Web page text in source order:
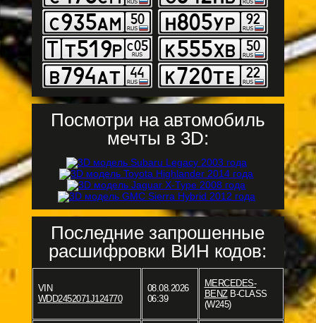
Посмотри на автомобиль
мечты в 3D:
Последние запрошенные
расшифровки ВИН кодов:
VIN
WDD2452071J124770
08.08.2026
06:39
MERCEDES-
BENZB-CLASS
(W245)